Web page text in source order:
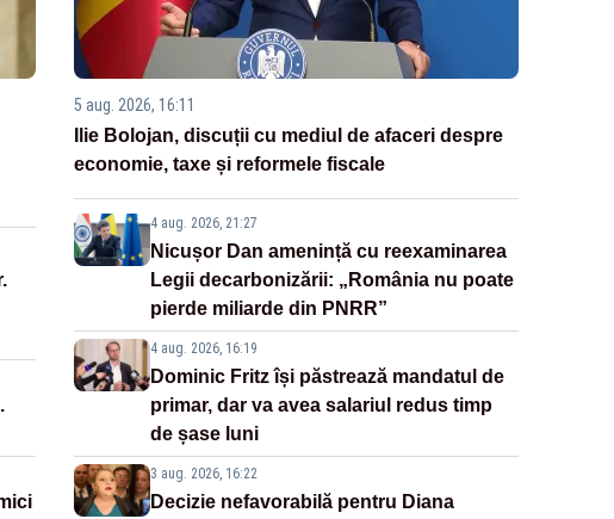
5 aug. 2026, 16:11
Ilie Bolojan, discuții cu mediul de afaceri despre
economie, taxe și reformele fiscale
4 aug. 2026, 21:27
Nicușor Dan amenință cu reexaminarea
Legii decarbonizării: „România nu poate
pierde miliarde din PNRR”
4 aug. 2026, 16:19
Dominic Fritz își păstrează mandatul de
primar, dar va avea salariul redus timp
de șase luni
3 aug. 2026, 16:22
Decizie nefavorabilă pentru Diana